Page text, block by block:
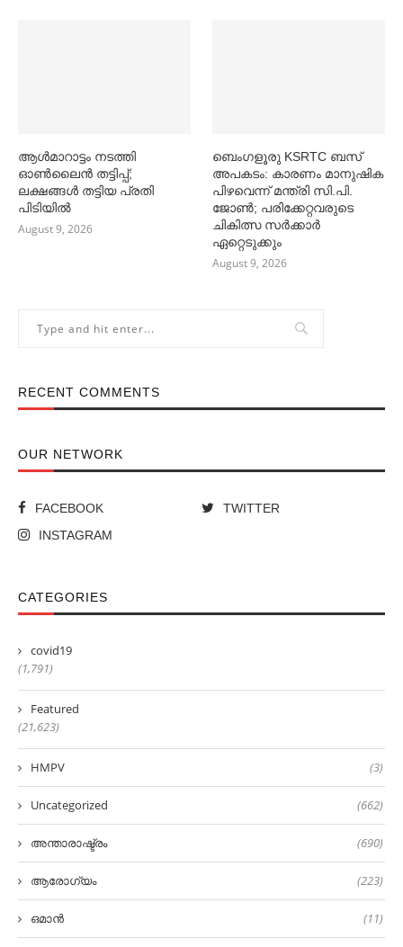
ആള്‍മാറാട്ടം നടത്തി
ഓണ്‍ലൈൻ തട്ടിപ്പ്;
ലക്ഷങ്ങള്‍ തട്ടിയ പ്രതി
പിടിയില്‍
August 9, 2026
ബെംഗളൂരു KSRTC ബസ്
അപകടം: കാരണം മാനുഷിക
പിഴവെന്ന് മന്ത്രി സി.പി.
ജോണ്‍; പരിക്കേറ്റവരുടെ
ചികിത്സ സര്‍ക്കാര്‍
ഏറ്റെടുക്കും
August 9, 2026
RECENT COMMENTS
OUR NETWORK
FACEBOOK
TWITTER
INSTAGRAM
CATEGORIES
covid19
(1,791)
Featured
(21,623)
HMPV (3)
Uncategorized (662)
അന്താരാഷ്ട്രം (690)
ആരോഗ്യം (223)
ഒമാൻ (11)